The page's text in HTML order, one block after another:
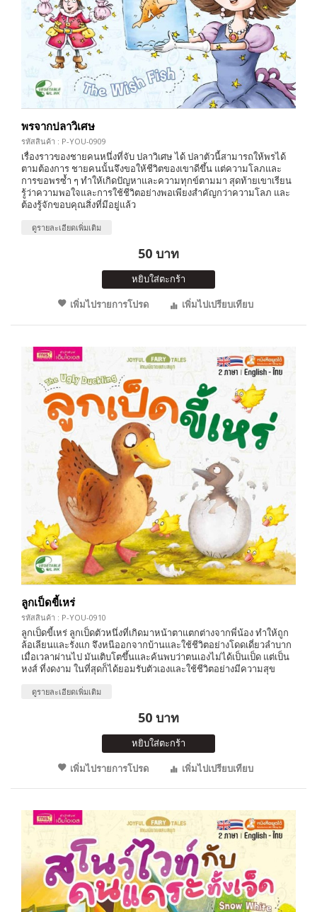
พรจากปลาวิเศษ
รหัสสินค้า : P-YOU-0909
เรื่องราวของชายคนหนึ่งที่จับ ปลาวิเศษ ได้ ปลาตัวนี้สามารถให้พรได้
ตามต้องการ ชายคนนั้นจึงขอให้ชีวิตของเขาดีขึ้น แต่ความโลภและ
การขอพรซ้ำ ๆ ทำให้เกิดปัญหาและความทุกข์ตามมา สุดท้ายเขาเรียน
รู้ว่าความพอใจและการใช้ชีวิตอย่างพอเพียงสำคัญกว่าความโลภ และ
ต้องรู้จักขอบคุณสิ่งที่มีอยู่แล้ว
ดูรายละเอียดเพิ่มเติม
50 บาท
หยิบใส่ตะกร้า
เพิ่มไปรายการโปรด
เพิ่มไปเปรียบเทียบ
ลูกเป็ดขี้เหร่
รหัสสินค้า : P-YOU-0910
ลูกเป็ดขี้เหร่ ลูกเป็ดตัวหนึ่งที่เกิดมาหน้าตาแตกต่างจากพี่น้อง ทำให้ถูก
ล้อเลียนและรังแก จึงหนีออกจากบ้านและใช้ชีวิตอย่างโดดเดี่ยวลำบาก
เมื่อเวลาผ่านไป มันเติบโตขึ้นและค้นพบว่าตนเองไม่ได้เป็นเป็ด แต่เป็น
หงส์ ที่งดงาม ในที่สุดก็ได้ยอมรับตัวเองและใช้ชีวิตอย่างมีความสุข
ดูรายละเอียดเพิ่มเติม
50 บาท
หยิบใส่ตะกร้า
เพิ่มไปรายการโปรด
เพิ่มไปเปรียบเทียบ